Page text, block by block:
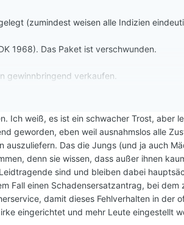
(zumindest weisen alle Indizien
1968). Das Paket ist verschwunden.
gewinnbringend verkaufen.
Ich weiß, es ist ein schwacher Trost, aber
geworden, eben weil ausnahmslos alle
Das die Jungs (und ja auch
denn sie wissen, dass außer ihnen
sind und bleiben dabei
Fall einen Schadensersatzantrag, bei dem
damit dieses Fehlverhalten in der
eingerichtet und mehr Leute eingestellt